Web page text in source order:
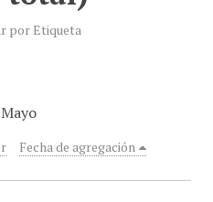
por Etiqueta
Fecha de agregación